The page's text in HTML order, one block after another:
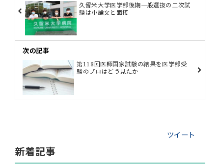
久留米大学医学部後期一般選抜の二次試
験は小論文と面接
次の記事
第118回医師国家試験の結果を医学部受
験のプロはどう見たか
ツイート
新着記事